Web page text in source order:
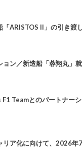
「ARISTOS II」の引き渡
ョン／新造船「蓉翔丸」
Teamとのパートナー
リア化に向けて、2026年